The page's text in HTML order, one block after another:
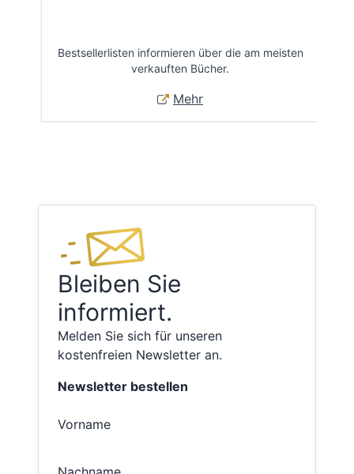
Bestsellerlisten informieren über die am meisten
verkauften Bücher.
Mehr
Bleiben Sie
informiert.
Melden Sie sich für unseren
kostenfreien Newsletter an.